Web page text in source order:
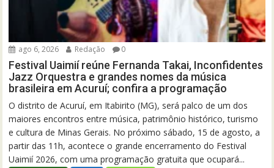
ago 6, 2026 Redação 0
Festival Uaimií reúne Fernanda Takai, Inconfidentes
Jazz Orquestra e grandes nomes da música
brasileira em Acuruí; confira a programação
O distrito de Acuruí, em Itabirito (MG), será palco de um dos
maiores encontros entre música, patrimônio histórico, turismo
e cultura de Minas Gerais. No próximo sábado, 15 de agosto, a
partir das 11h, acontece o grande encerramento do Festival
Uaimií 2026, com uma programação gratuita que ocupará...